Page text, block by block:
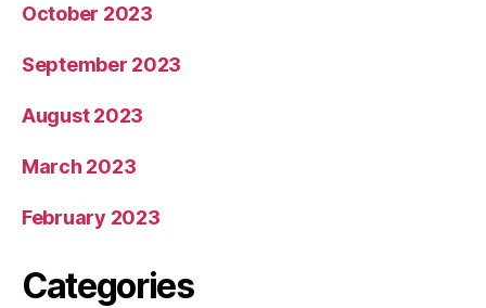
October 2023
September 2023
August 2023
March 2023
February 2023
Categories